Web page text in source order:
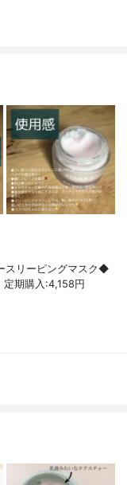
スリーピングマスク◆
期購入:4,158円